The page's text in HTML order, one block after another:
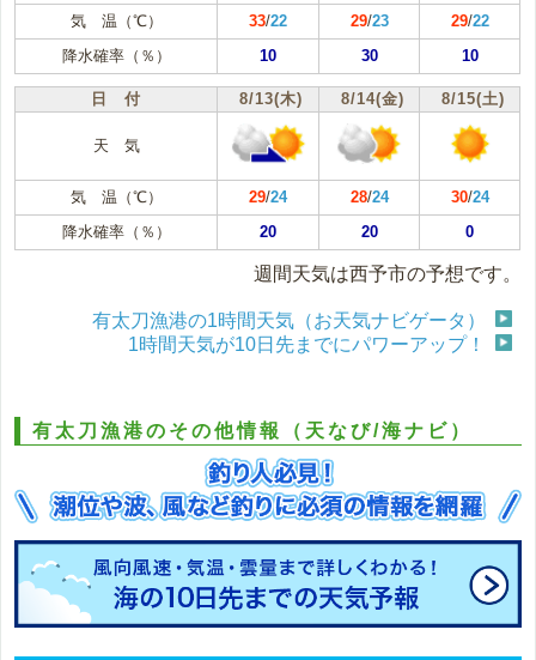
気 温（℃） 33/22 29/23 29/22
降水確率（％）
10 30 10
日 付 8/13(木) 8/14(金) 8/15(土)
天 気
気 温（℃） 29/24 28/24 30/24
降水確率（％）
20 20 0
週間天気は西予市の予想です。
有太刀漁港の1時間天気（お天気ナビゲータ）
1時間天気が10日先までにパワーアップ！
有太刀漁港のその他情報（天なび/海ナビ）